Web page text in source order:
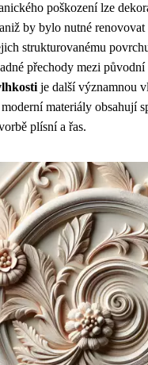
poškození lze
by bylo nutné
strukturovanému
přechody mezi původní
je další významnou
materiály obsahují
plísní a řas.